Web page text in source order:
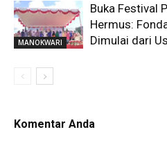
MANOKWARI
Buka Festival
Hermus:
Dimulai dari
Komentar Anda